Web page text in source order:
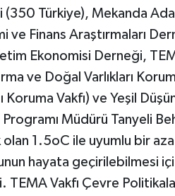
(350 Türkiye), Mekanda
ve Finans Araştırmaları
Ekonomisi Derneği,
ve Doğal Varlıkları
Koruma Vakfı) ve Yeşil
Müdürü Tanyeli
1.5oC ile uyumlu bir
hayata geçirilebilmesi
Vakfı Çevre